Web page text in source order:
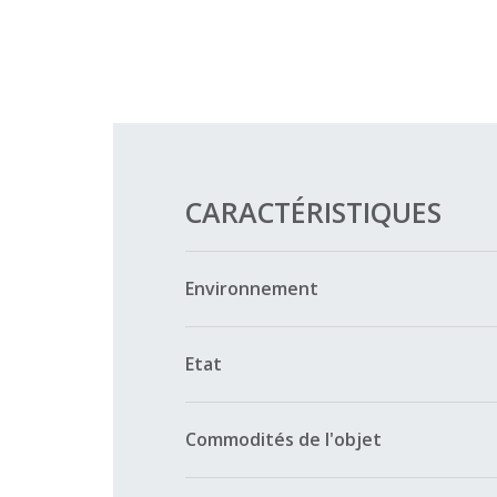
CARACTÉRISTIQUES
Environnement
Etat
Commodités de l'objet